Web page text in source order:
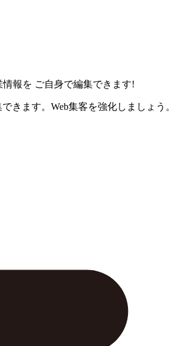
情報を ご自身で編集できます!
きます。Web集客を強化しましょう。